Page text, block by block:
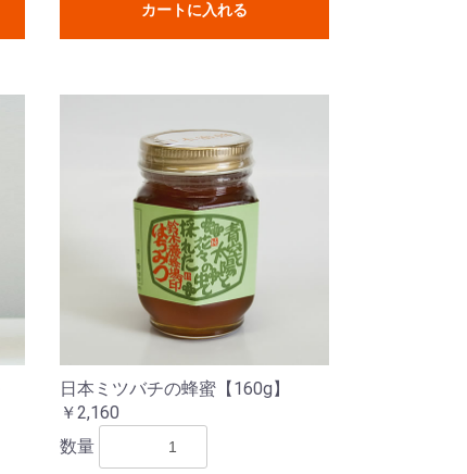
カートに入れる
日本ミツバチの蜂蜜【160g】
￥2,160
数量